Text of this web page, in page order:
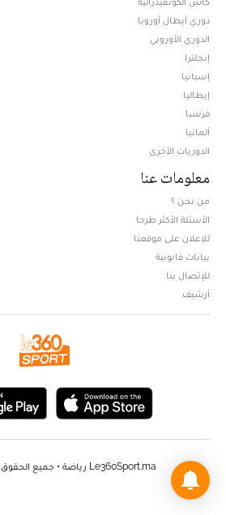
دوري أبطال أوروبا
الدوري الأوروبي
إنجلترا
إسبانيا
إيطاليا
فرنسا
ألمانيا
الدوريات الأخرى
معلومات عنا
من نحن ؟
الأسئلة الأكثر طرحا
للإعلان على موقعنا
بيانات قانونية
للإتصال بنا
أرشيف
Le360Sport.ma رياضة • جميع الحقوق محفوضة - 2023